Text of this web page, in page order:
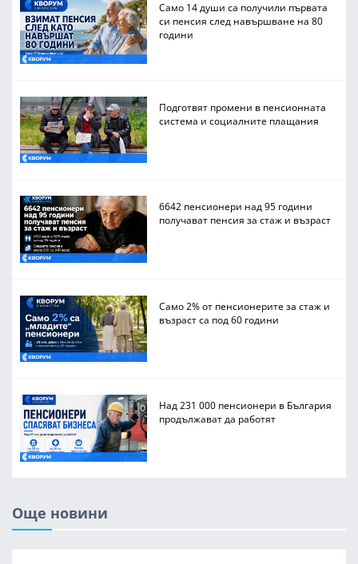
Само 14 души са получили първата
си пенсия след навършване на 80
години
Подготвят промени в пенсионната
система и социалните плащания
6642 пенсионери над 95 години
получават пенсия за стаж и възраст
Само 2% от пенсионерите за стаж и
възраст са под 60 години
Над 231 000 пенсионери в България
продължават да работят
Още новини